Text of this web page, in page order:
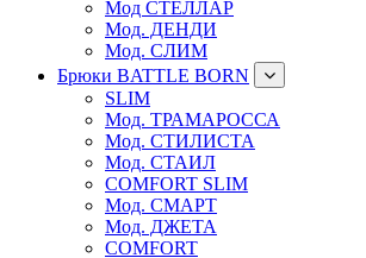
Мод СТЕЛЛАР
Мод. ДЕНДИ
Мод. СЛИМ
Брюки BATTLE BORN
SLIM
Мод. ТРАМАРОССА
Мод. СТИЛИСТА
Мод. СТАИЛ
COMFORT SLIM
Мод. СМАРТ
Мод. ДЖЕТА
COMFORT